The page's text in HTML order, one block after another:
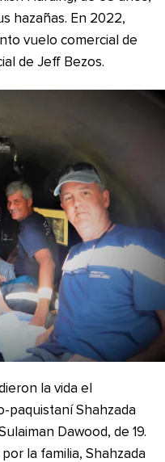
hazañas. En 2022,
vuelo comercial de
de Jeff Bezos.
la vida el
paquistaní Shahzada
Dawood, de 19.
la familia, Shahzada